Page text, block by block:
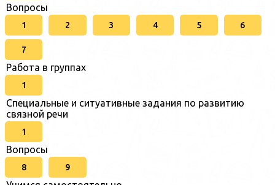
Вопросы
1 2 3 4 5 6
7
Работа в группах
1
Специальные и ситуативные задания по развитию
связной речи
1
Вопросы
8 9